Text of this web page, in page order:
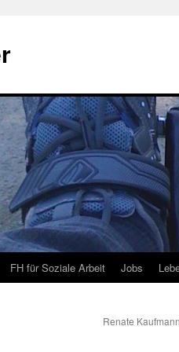
FH für Soziale Arbeit Jobs
Renate